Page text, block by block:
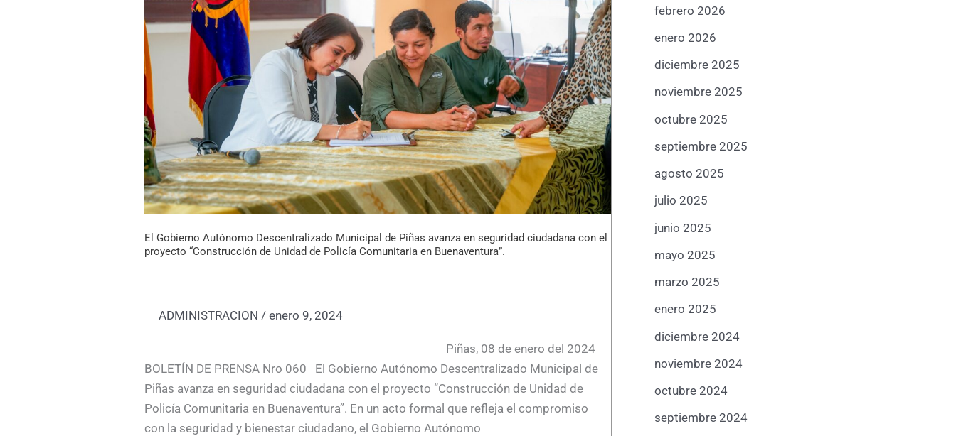
El Gobierno Autónomo Descentralizado Municipal de Piñas avanza en seguridad ciudadana con el
proyecto “Construcción de Unidad de Policía Comunitaria en Buenaventura”.
ADMINISTRACION / enero 9, 2024
Piñas, 08 de enero del 2024
BOLETÍN DE PRENSA Nro 060 El Gobierno Autónomo Descentralizado Municipal de
Piñas avanza en seguridad ciudadana con el proyecto “Construcción de Unidad de
Policía Comunitaria en Buenaventura”. En un acto formal que refleja el compromiso
con la seguridad y bienestar ciudadano, el Gobierno Autónomo
Piñas
avanza
en
seguridad
ciudadana
con
el
proyecto
“Construcción
de
Unidad
de
febrero 2026
enero 2026
diciembre 2025
noviembre 2025
octubre 2025
septiembre 2025
agosto 2025
julio 2025
junio 2025
mayo 2025
marzo 2025
enero 2025
diciembre 2024
noviembre 2024
octubre 2024
septiembre 2024